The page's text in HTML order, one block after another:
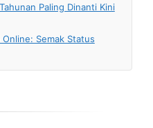
Paling Dinanti Kini
Semak Status